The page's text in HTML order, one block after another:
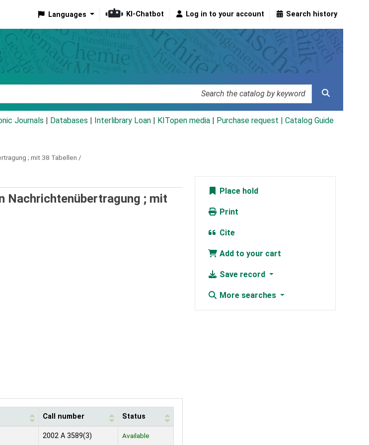
Languages KI-Chatbot Log in to your account Search history
Journals Databases Interlibrary Loan KITopen media Purchase request | Catalog Guide
; mit 38 Tabellen /
Nachrichtenübertragung ; mit
Call number Status
2002 A 3589(3) Available
Place hold
Print
Cite
Add to your cart
Save record
More searches